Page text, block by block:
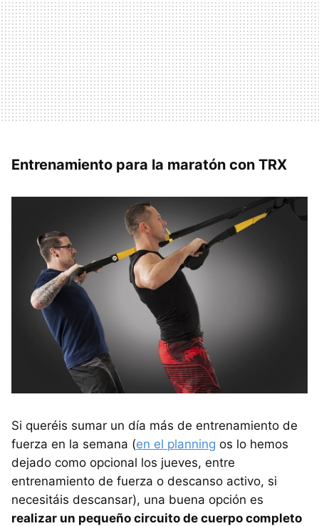
Entrenamiento para la maratón con TRX
Si queréis sumar un día más de entrenamiento de
fuerza en la semana (en el planning os lo hemos
dejado como opcional los jueves, entre
entrenamiento de fuerza o descanso activo, si
necesitáis descansar), una buena opción es
realizar un pequeño circuito de cuerpo completo